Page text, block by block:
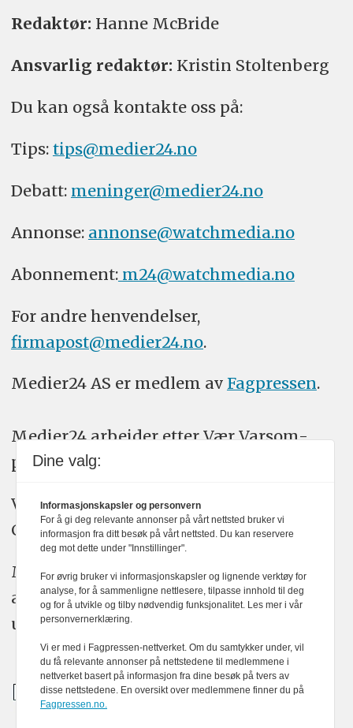
Redaktør: Hanne McBride
Ansvarlig redaktør: Kristin Stoltenberg
Du kan også kontakte oss på:
Tips: tips@medier24.no
Debatt: meninger@medier24.no
Annonse: annonse@watchmedia.no
Abonnement:m24@watchmedia.no
For andre henvendelser,
firmapost@medier24.no.
Medier24 AS er medlem av Fagpressen.
Medier24 arbeider etter Vær Varsom-
plakatens regler for god presseskikk.
Vi bruker KI-verktøy som ChatGPT,
Claude, og Gemini i journalistikken vår.
Medier24s redaksjon har alltid det fulle
ansvar for publisert innhold, med eller
uten bruk av kunstig intelligens.
Dine valg:
Informasjonskapsler og personvern
For å gi deg relevante annonser på vårt nettsted bruker vi
informasjon fra ditt besøk på vårt nettsted. Du kan reservere
deg mot dette under "Innstillinger".
For øvrig bruker vi informasjonskapsler og lignende verktøy for
analyse, for å sammenligne nettlesere, tilpasse innhold til deg
og for å utvikle og tilby nødvendig funksjonalitet. Les mer i vår
personvernerklæring.
Vi er med i Fagpressen-nettverket. Om du samtykker under, vil
du få relevante annonser på nettstedene til medlemmene i
nettverket basert på informasjon fra dine besøk på tvers av
disse nettstedene. En oversikt over medlemmene finner du på
Fagpressen.no.